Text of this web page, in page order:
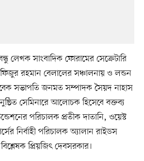
লেখক সাংবাদিক ফোরামের সেক্রেটারি
রহমান বেলালের সঞ্চালনায় ও লন্ডন
সভাপতি জনমত সম্পাদক সৈয়দ নাহাস
সেমিনারে আলোচক হিসেবে বক্তব্য
পরিচালক প্রতীক দাতানি, ওয়েস্ট
নির্বাহী পরিচালক অ্যালান রাইডস
প্রিয়জিৎ দেবসরকার।